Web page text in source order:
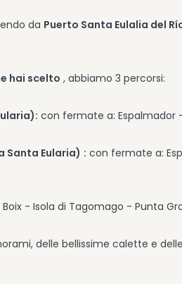
da Puerto Santa Eulalia del
hai scelto , abbiamo 3 percorsi:
con fermate a: Espalmador
Santa Eularia) : con fermate a:
- Isola di Tagomago - Punta
delle bellissime calette e